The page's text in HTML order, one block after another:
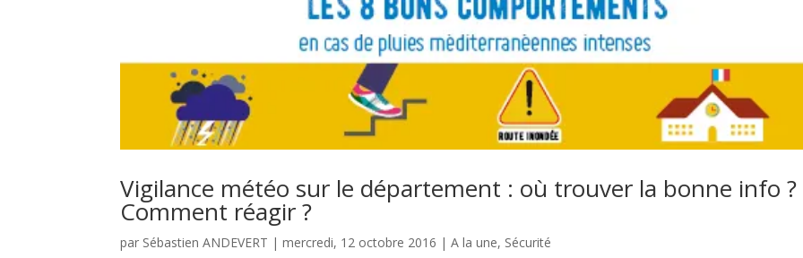
Vigilance météo sur le département : où trouver la bonne info ?
Comment réagir ?
par Sébastien ANDEVERT |mercredi, 12 octobre 2016 |A la une, Sécurité